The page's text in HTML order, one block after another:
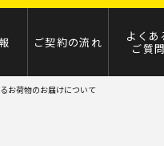
ご契約の流れ
よくあ
ご質問
お荷物のお届けについて